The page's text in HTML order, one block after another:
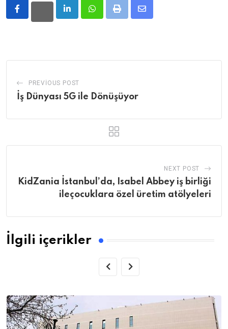
LinkedInWhatsappPrint
Share
PREVIOUS POST
İş Dünyası 5G ile Dönüşüyor
NEXT POST
KidZania İstanbul’da, Isabel Abbey iş birliği
ileçocuklara özel üretim atölyeleri
İlgili içerikler